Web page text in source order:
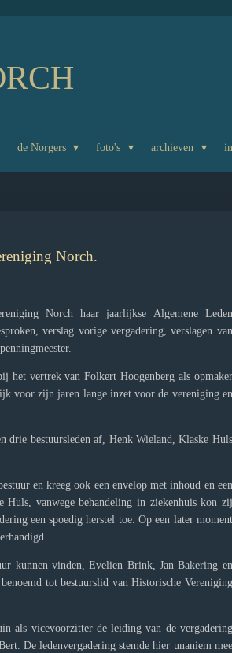
de Norgers foto's archieven
Norch.
Norch haar jaarlijkse Algemene Leden
verslag vorige vergadering, verslagen van
het vertrek van Folkert Hoogenberg als opmaker
voor zijn jaren lange inzet voor de vereniging en
drie bestuursleden af, Henk Wieland, Klaske Huls
en kreeg ook een envelop met inhoud en een
vanwege behandeling in ziekenhuis kon zij
een spoedig herstel toe. Op een later moment
kunnen vinden, Evelien Brink, Jan Bakering en
tot bestuurslid van Historische Vereniging
als vicevoorzitter de leiding van de vergadering
De ledenvergadering stemde hier unaniem mee